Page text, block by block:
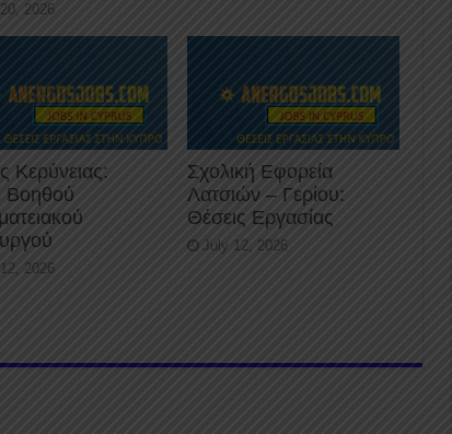
2026
Κερύνειας:
Βοηθού
2026
Σχολική Εφορεία
Λατσιών – Γερίου:
Θέσεις Εργασίας
July 12, 2026